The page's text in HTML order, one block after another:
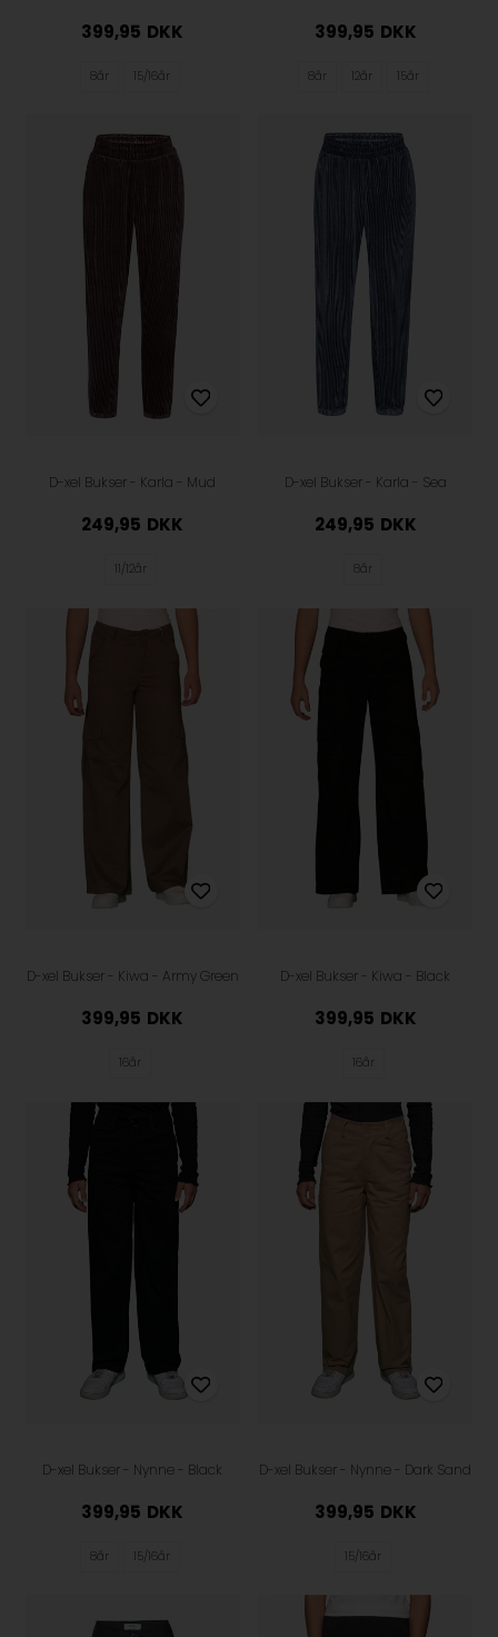
399,95 DKK
8år 15/16år
399,95 DKK
8år 12år 15år
D-xel Bukser - Karla - Mud
249,95 DKK
11/12år
D-xel Bukser - Karla - Sea
249,95 DKK
8år
D-xel Bukser - Kiwa - Army Green
399,95 DKK
16år
D-xel Bukser - Kiwa - Black
399,95 DKK
16år
D-xel Bukser - Nynne - Black
399,95 DKK
8år 15/16år
D-xel Bukser - Nynne - Dark Sand
399,95 DKK
15/16år